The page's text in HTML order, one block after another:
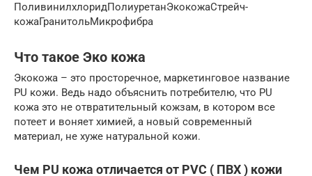
ПоливинилхлоридПолиуретанЭкокожаСтрейч-
кожаГранитольМикрофибра
Что такое Эко кожа
Экокожа – это просторечное, маркетинговое название
PU кожи. Ведь надо объяснить потребителю, что PU
кожа это не отвратительный кожзам, в котором все
потеет и воняет химией, а новый современный
материал, не хуже натуральной кожи.
Чем PU кожа отличается от PVC ( ПВХ ) кожи